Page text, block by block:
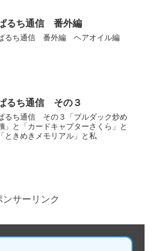
るち通信 番外編
るち通信 番外編 ヘアオイル編
るち通信 その３
るち通信 その３「ブルダック炒め
」と「カードキャプターさくら」と
「ときめきメモリアル」と私
ンサーリンク